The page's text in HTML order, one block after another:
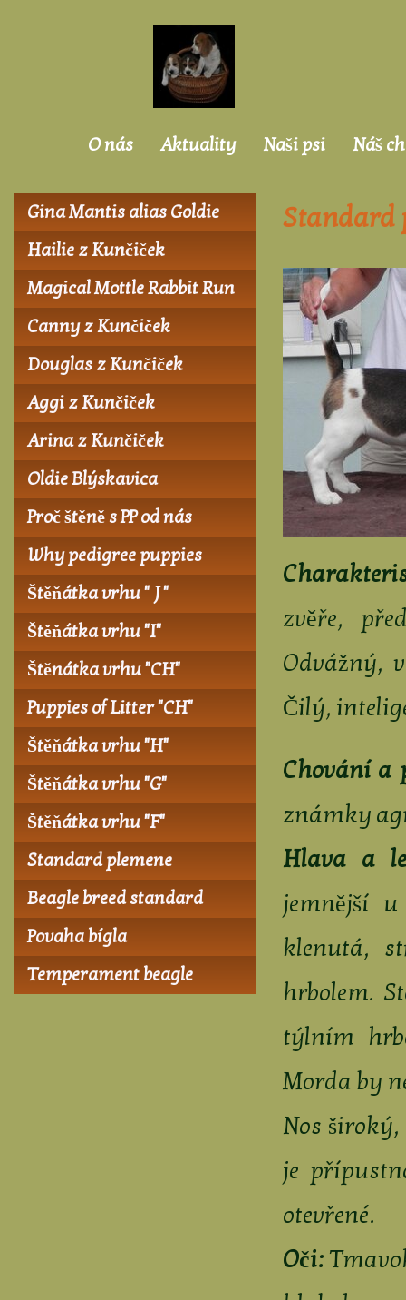
Standard
zvěře,
Odvážný,
Čilý,
Chování a
známky
Hlava a
jemnější
klenutá,
hrbolem.
týlním
Morda by
Nos
je
otevřené.
Oči:
Gina Mantis alias Goldie
Hailie z Kunčiček
Magical Mottle Rabbit Run
Canny z Kunčiček
Douglas z Kunčiček
Aggi z Kunčiček
Arina z Kunčiček
Oldie Blýskavica
Proč štěně s PP od nás
Why pedigree puppies
Štěňátka vrhu " J "
Štěňátka vrhu "I"
Štěnátka vrhu "CH"
Puppies of Litter "CH"
Štěňátka vrhu "H"
Štěňátka vrhu "G"
Štěňátka vrhu "F"
Standard plemene
Beagle breed standard
Povaha bígla
Temperament beagle
O nás Aktuality Naši psi Náš